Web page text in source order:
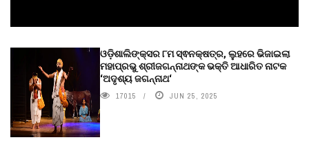
ଓଡ଼ିଶାଲିଙ୍କ୍ସର ୮ମ ସ୍ଵନକ୍ଷତ୍ର, ଲୁହରେ ଭିଜାଇଲା
ମହାପ୍ରଭୁ ଶ୍ରୀଜଗନ୍ନାଥଙ୍କ ଭକ୍ତି ଆଧାରିତ ନାଟକ
‘ଅଦୃଶ୍ୟ ଜଗନ୍ନାଥ‘
17015 JUN 25, 2025